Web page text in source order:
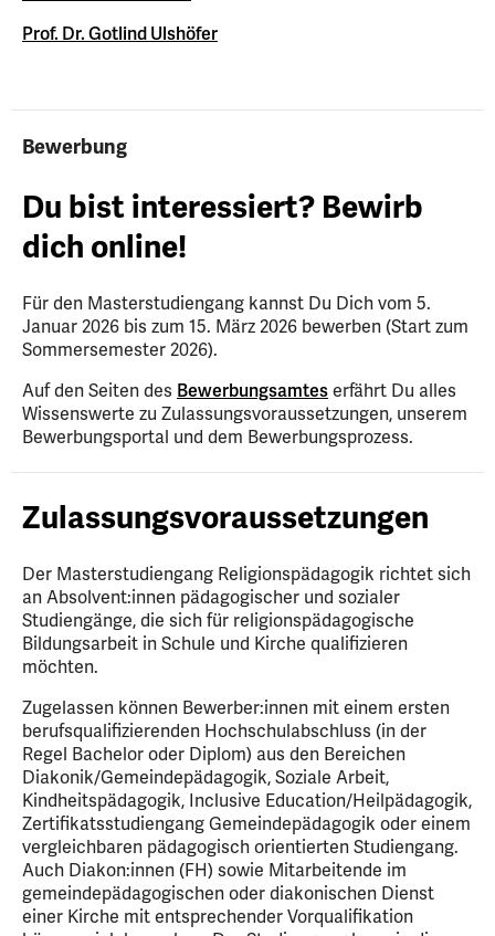
Prof. Dr. Gotlind Ulshöfer
Bewerbung
Du bist interessiert? Bewirb
dich online!
Für den Masterstudiengang kannst Du Dich vom 5.
Januar 2026 bis zum 15. März 2026 bewerben (Start zum
Sommersemester 2026).
Auf den Seiten des Bewerbungsamtes erfährt Du alles
Wissenswerte zu Zulassungsvoraussetzungen, unserem
Bewerbungsportal und dem Bewerbungsprozess.
Zulassungsvoraussetzungen
Der Masterstudiengang Religionspädagogik richtet sich
an Absolvent:innen pädagogischer und sozialer
Studiengänge, die sich für religionspädagogische
Bildungsarbeit in Schule und Kirche qualifizieren
möchten.
Zugelassen können Bewerber:innen mit einem ersten
berufsqualifizierenden Hochschulabschluss (in der
Regel Bachelor oder Diplom) aus den Bereichen
Diakonik/Gemeindepädagogik, Soziale Arbeit,
Kindheitspädagogik, Inclusive Education/Heilpädagogik,
Zertifikatsstudiengang Gemeindepädagogik oder einem
vergleichbaren pädagogisch orientierten Studiengang.
Auch Diakon:innen (FH) sowie Mitarbeitende im
gemeindepädagogischen oder diakonischen Dienst
einer Kirche mit entsprechender Vorqualifikation